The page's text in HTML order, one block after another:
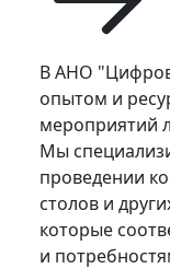
В АНО
опытом и
мероприятий
Мы
проведении
столов и
которые
и